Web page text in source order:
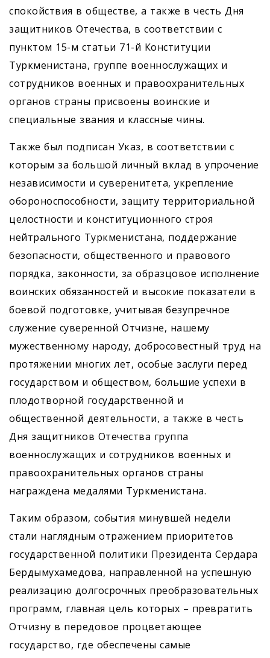
спокойствия в обществе, а также в честь Дня
защитников Отечества, в соответствии с
пунктом 15-м статьи 71-й Конституции
Туркменистана, группе военнослужащих и
сотрудников военных и правоохранительных
органов страны присвоены воинские и
специальные звания и классные чины.
Также был подписан Указ, в соответствии с
которым за большой личный вклад в упрочение
независимости и суверенитета, укрепление
обороноспособности, защиту территориальной
целостности и конституционного строя
нейтрального Туркменистана, поддержание
безопасности, общественного и правового
порядка, законности, за образцовое исполнение
воинских обязанностей и высокие показатели в
боевой подготовке, учитывая безупречное
служение суверенной Отчизне, нашему
мужественному народу, добросовестный труд на
протяжении многих лет, особые заслуги перед
государством и обществом, большие успехи в
плодотворной государственной и
общественной деятельности, а также в честь
Дня защитников Отечества группа
военнослужащих и сотрудников военных и
правоохранительных органов страны
награждена медалями Туркменистана.
Таким образом, события минувшей недели
стали наглядным отражением приоритетов
государственной политики Президента Сердара
Бердымухамедова, направленной на успешную
реализацию долгосрочных преобразовательных
программ, главная цель которых – превратить
Отчизну в передовое процветающее
государство, где обеспечены самые